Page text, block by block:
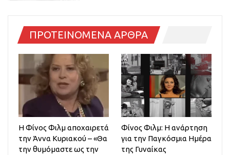
ΠΡΟΤΕΙΝΟΜΕΝΑ ΑΡΘΡΑ
H Φίνος Φιλμ αποχαιρετά
την Άννα Κυριακού – «Θα
την θυμόμαστε ως την
Φίνος Φιλμ: Η ανάρτηση
για την Παγκόσμια Ημέρα
της Γυναίκας